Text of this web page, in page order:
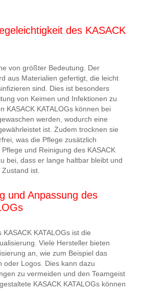
des KASACK
von größter Bedeutung. Der
aus Materialien gefertigt, die leicht
sind. Dies ist besonders
von Keimen und Infektionen zu
KASACK KATALOGs können bei
werden, wodurch eine
ist. Zudem trocknen sie
was die Pflege zusätzlich
und Reinigung des KASACK
bei, dass er lange haltbar bleibt und
ist.
und Anpassung des
KATALOGs ist die
Viele Hersteller bieten
an, wie zum Beispiel das
oder Logos. Dies kann dazu
zu vermeiden und den Teamgeist
KASACK KATALOGs können